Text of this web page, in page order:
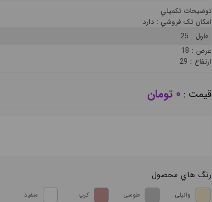
توضيحات تکميلي
امکان تک فروشي : دارد
طول :
عرض :
ارتفاع :
قيمت : 0 تومان
رنگ هاي محصول
وانیلی طوسی کرپ سفید